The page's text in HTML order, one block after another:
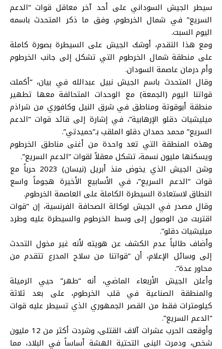
سيطر الجيش السوداني على أحد آخر معاقل قوات “الدعم
السريع” في شمال الخرطوم، وفق ما ذكر المتحدث باسمه
اليوم السبت.
ومع هذا التقدم، أوشك الجيش على السيطرة بصورة كاملة
على منطقة شمال الخرطوم التي تشكل إلى جانب الخرطوم
وأم درمان عاصمة السودان.
وقال المتحدث باسم الجيش نبيل عبدالله في بيان، “أكملت
قواتنا اليوم (الجمعة) مع الوحدات المتحالفة معها تطهير
منطقة أبوقوتة ومناطق في شرق النيل وكافوري من شراذم
ميليشيات دقلو الإرهابية”، في إشارة إلى قائد قوات “الدعم
السريع” محمد حمدان دقلو الملقب بـ”حميدتي”.
وهذه المنطقة التي تعد واحدة من أغنى مناطق الخرطوم
ويسكنها مليون نسمة، تشكل معقلاً لقوات “الدعم السريع”.
وشن الجيش الذي يخوض منذ أبريل (نيسان) 2023 حرباً مع
قوات “الدعم السريع”، في الأسابيع الأخيرة هجوماً واسع
النطاق لاستعادة السيطرة الكاملة على العاصمة الخرطوم.
وقال مصدر في الجيش لوكالة الصحافة الفرنسية، إن “قوات
اقتربت من الوصول إلى وسط الخرطوم والسيطرة عليه وطرد
ميليشيات دقلو”.
وأضاف طالباً عدم الكشف عن هويته لأنه غير مخول التحدث
إلى وسائل الإعلام، أن “قواتنا من سلاح المدرع تتقدم من
محاور عدة”.
وأعلن الجيش الأربعاء الماضي، أنه “طهر” حيي الرميلة
والمنطقة الصناعية في قلب الخرطوم، على بعد ثلاثة
كيلومترات فقط من القصر الجمهوري الذي تسيطر عليه قوات
“الدعم السريع”.
وأوقعت الحرب عشرات آلاف القتلى، وشردت أكثر من 12 مليون
شخص، ودمرت البنى التحتية الهشة أساساً في البلاد، مما